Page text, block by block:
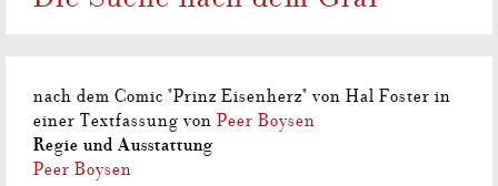
nach dem Comic "Prinz Eisenherz" von Hal Foster in
einer Textfassung von Peer Boysen
Regie und Ausstattung
Peer Boysen